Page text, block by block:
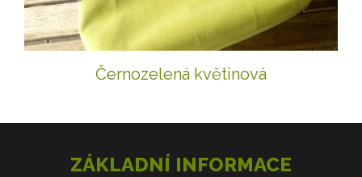
Černozelená květinová
ZÁKLADNÍ INFORMACE